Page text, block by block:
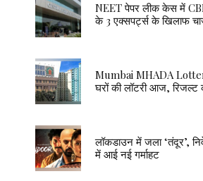
NEET पेपर लीक केस में
के 3 एक्सपर्ट्स के खिलाफ
Mumbai MHADA
घरों की लॉटरी आज,
लॉकडाउन में जला ‘तंदूर’,
में आई नई गर्माहट